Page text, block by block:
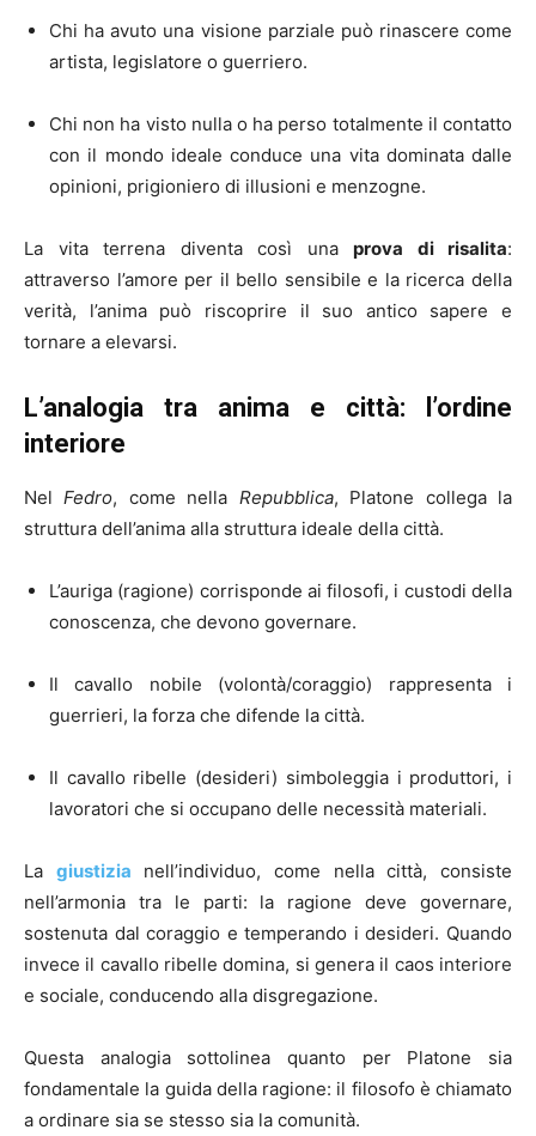
Chi ha avuto una visione parziale può rinascere come
artista, legislatore o guerriero.
Chi non ha visto nulla o ha perso totalmente il contatto
con il mondo ideale conduce una vita dominata dalle
opinioni, prigioniero di illusioni e menzogne.
La vita terrena diventa così una prova di risalita:
attraverso l’amore per il bello sensibile e la ricerca della
verità, l’anima può riscoprire il suo antico sapere e
tornare a elevarsi.
L’analogia tra anima e città: l’ordine
interiore
NelFedro, come nella Repubblica, Platone collega la
struttura dell’anima alla struttura ideale della città.
L’auriga (ragione) corrisponde ai filosofi, i custodi della
conoscenza, che devono governare.
Il cavallo nobile (volontà/coraggio) rappresenta i
guerrieri, la forza che difende la città.
Il cavallo ribelle (desideri) simboleggia i produttori, i
lavoratori che si occupano delle necessità materiali.
La giustizia
nell’individuo, come nella città, consiste
nell’armonia tra le parti: la ragione deve governare,
sostenuta dal coraggio e temperando i desideri. Quando
invece il cavallo ribelle domina, si genera il caos interiore
e sociale, conducendo alla disgregazione.
Questa analogia sottolinea quanto per Platone sia
fondamentale la guida della ragione: il filosofo è chiamato
a ordinare sia se stesso sia la comunità.